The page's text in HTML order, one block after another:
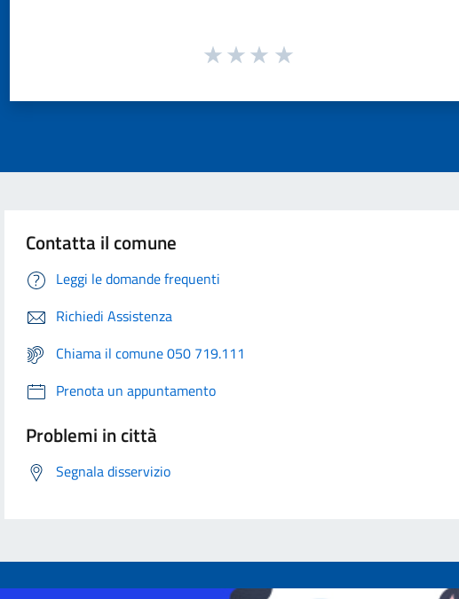
Contatta il comune
Leggi le domande frequenti
Richiedi Assistenza
Chiama il comune 050 719.111
Prenota un appuntamento
Problemi in città
Segnala disservizio